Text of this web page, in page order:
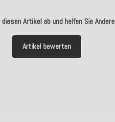
Artikel ab und helfen Sie
Artikel bewerten